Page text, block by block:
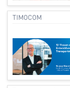
TIMOCOM